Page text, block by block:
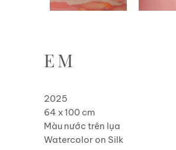
EM
2025
64 x 100 cm
Màu nước trên lụa
Watercolor on Silk